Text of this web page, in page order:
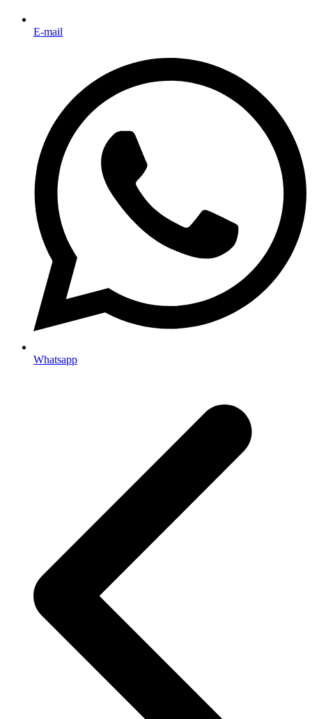
E-mail
Whatsapp